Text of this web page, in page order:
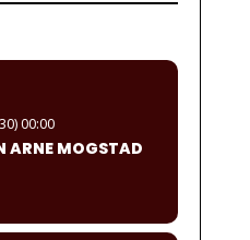
00:00
ARNE MOGSTAD